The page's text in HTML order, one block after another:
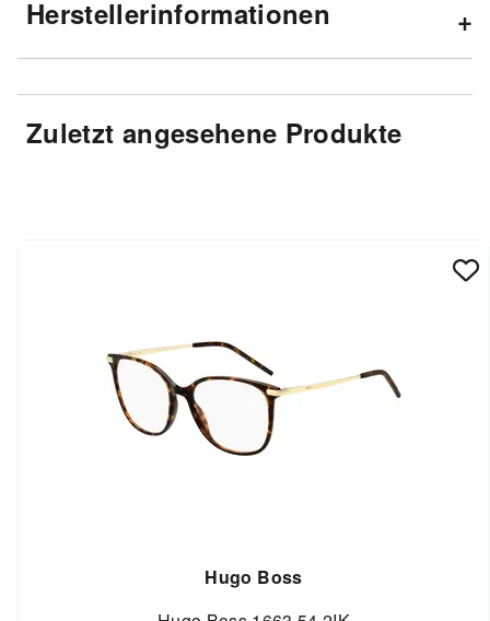
Herstellerinformationen
Zuletzt angesehene Produkte
Hugo Boss